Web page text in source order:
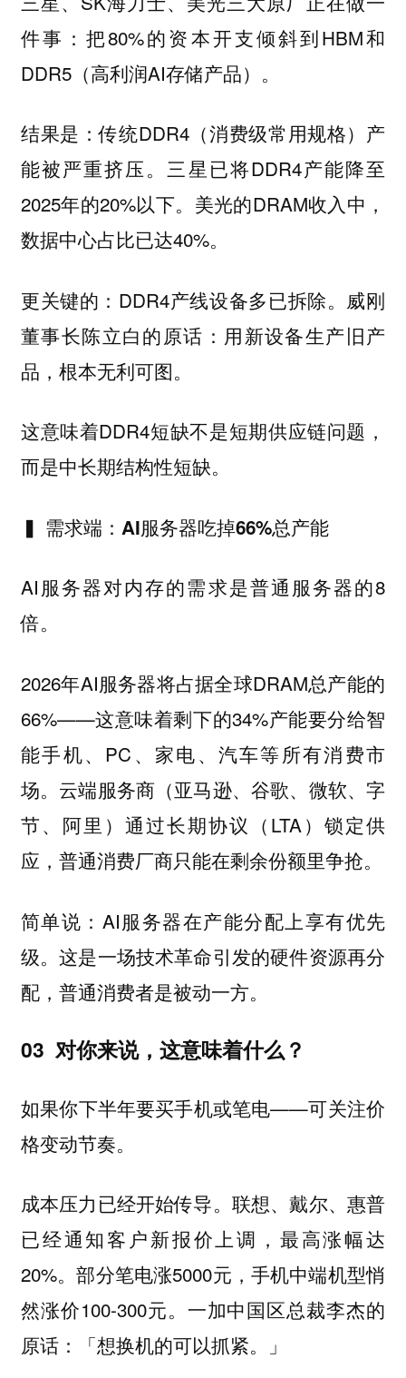
件事：把80%的资本开支倾斜到HBM和
DDR5（高利润AI存储产品）。
结果是：传统DDR4（消费级常用规格）产
能被严重挤压。三星已将DDR4产能降至
2025年的20%以下。美光的DRAM收入中，
数据中心占比已达40%。
更关键的：DDR4产线设备多已拆除。威刚
董事长陈立白的原话：用新设备生产旧产
品，根本无利可图。
这意味着DDR4短缺不是短期供应链问题，
而是中长期结构性短缺。
▍ 需求端：AI服务器吃掉66%总产能
AI服务器对内存的需求是普通服务器的8
倍。
2026年AI服务器将占据全球DRAM总产能的
66%——这意味着剩下的34%产能要分给智
能手机、PC、家电、汽车等所有消费市
场。云端服务商（亚马逊、谷歌、微软、字
节、阿里）通过长期协议（LTA）锁定供
应，普通消费厂商只能在剩余份额里争抢。
简单说：AI服务器在产能分配上享有优先
级。这是一场技术革命引发的硬件资源再分
配，普通消费者是被动一方。
03 对你来说，这意味着什么？
如果你下半年要买手机或笔电——可关注价
格变动节奏。
成本压力已经开始传导。联想、戴尔、惠普
已经通知客户新报价上调，最高涨幅达
20%。部分笔电涨5000元，手机中端机型悄
然涨价100-300元。一加中国区总裁李杰的
原话：「想换机的可以抓紧。」